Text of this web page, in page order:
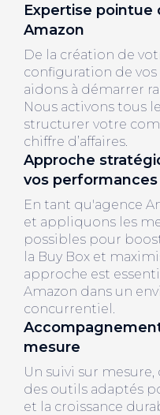
Expertise pointue
Amazon
De la création de
configuration de
aidons à démarrer
Nous activons tous
structurer votre
chiffre d’affaires.
Approche
vos performances
En tant qu'agence
et appliquons les
possibles pour
la Buy Box et
approche est
Amazon dans un
concurrentiel.
mesure
Un suivi sur
des outils adaptés
et la croissance